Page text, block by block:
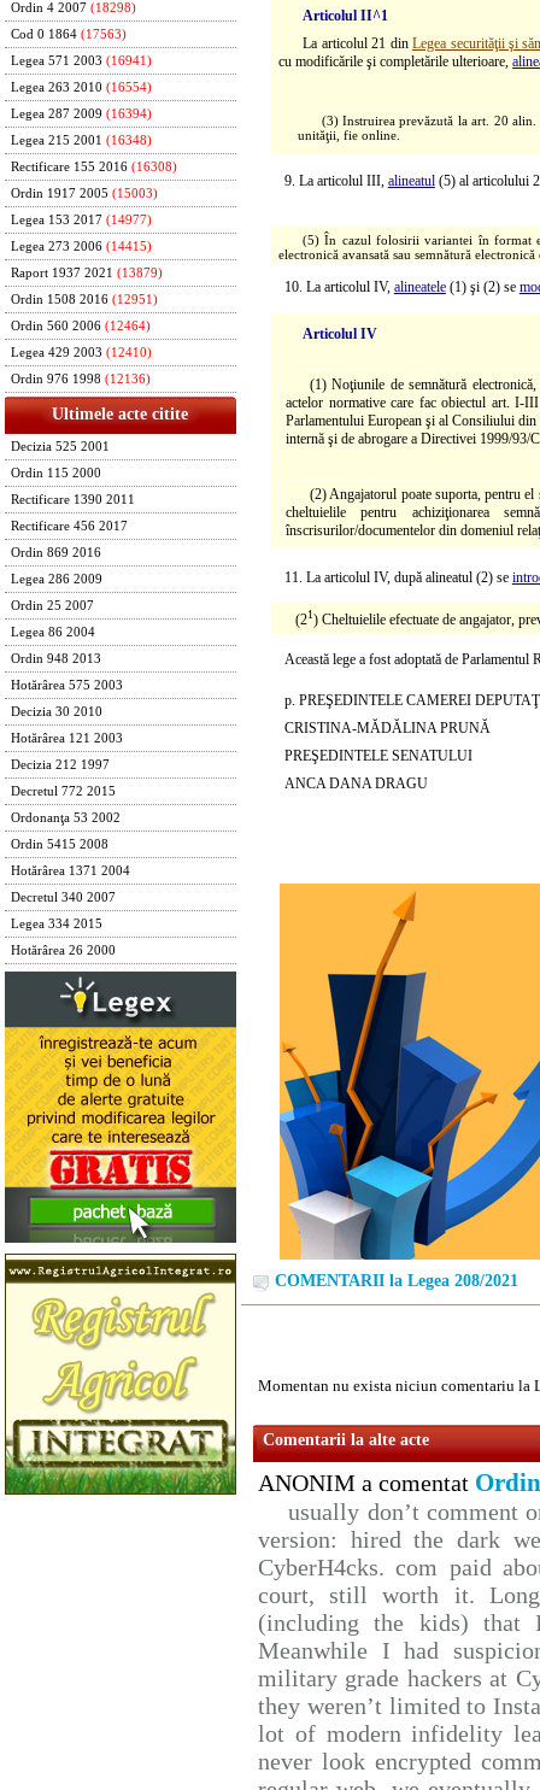
Ordin 4 2007 (18298)
Cod 0 1864 (17563)
Legea 571 2003 (16941)
Legea 263 2010 (16554)
Legea 287 2009 (16394)
Legea 215 2001 (16348)
Rectificare 155 2016 (16308)
Ordin 1917 2005 (15003)
Legea 153 2017 (14977)
Legea 273 2006 (14415)
Raport 1937 2021 (13879)
Ordin 1508 2016 (12951)
Ordin 560 2006 (12464)
Legea 429 2003 (12410)
Ordin 976 1998 (12136)
Ultimele acte citite
Decizia 525 2001
Ordin 115 2000
Rectificare 1390 2011
Rectificare 456 2017
Ordin 869 2016
Legea 286 2009
Ordin 25 2007
Legea 86 2004
Ordin 948 2013
Hotărârea 575 2003
Decizia 30 2010
Hotărârea 121 2003
Decizia 212 1997
Decretul 772 2015
Ordonanţa 53 2002
Ordin 5415 2008
Hotărârea 1371 2004
Decretul 340 2007
Legea 334 2015
Hotărârea 26 2000
Articolul II^1
La articolul 21 dinLegea securităţii şi
cu modificările şi completările ulterioare,
(3) Instruirea prevăzută la art. 20
unităţii, fie online.
9. La articolul III, alineatul (5) al articolului
(5) În cazul folosirii variantei în format
electronică avansată sau semnătură
10. La articolul IV, alineatele (1) şi (2) se
Articolul IV
(1) Noţiunile de semnătură
actelor normative care fac obiectul art. I-
Parlamentului European şi al Consiliului
internă şi de abrogare a Directivei 1999/93/
(2) Angajatorul poate suporta, pentru
cheltuielile pentru achiziţionarea
înscrisurilor/documentelor din domeniul
11. La articolul IV, după alineatul (2) se
(21) Cheltuielile efectuate de angajator,
Această lege a fost adoptată de
p. PREŞEDINTELE CAMEREI
CRISTINA-MĂDĂLINA PRUNĂ
PREŞEDINTELE SENATULUI
ANCA DANA DRAGU
COMENTARII la Legea 208/2021
Momentan nu exista niciun comentariu la
Comentarii la alte acte
ANONIM a comentat
usually don’t comment
version: hired the dark
CyberH4cks. com paid
court, still worth it.
(including the kids) that
Meanwhile I had
military grade hackers at
they weren’t limited to
lot of modern infidelity
never look encrypted